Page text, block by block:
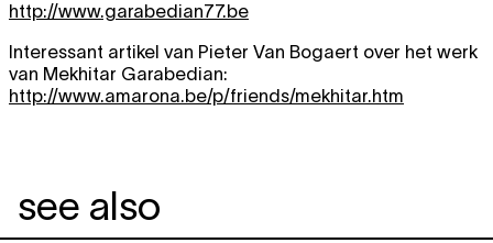
http://www.garabedian77.be
Interessant artikel van Pieter Van Bogaert over het werk
van Mekhitar Garabedian:
http://www.amarona.be/p/friends/mekhitar.htm
see also